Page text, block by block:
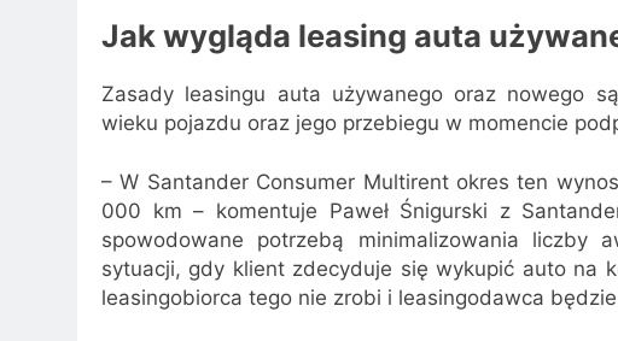
Jak wygląda leasing auta
Zasady leasingu auta używanego oraz nowego
wieku pojazdu oraz jego przebiegu w momencie
– W Santander Consumer Multirent okres ten
000 km – komentuje Paweł Śnigurski z
spowodowane potrzebą minimalizowania
sytuacji, gdy klient zdecyduje się wykupić auto na
leasingobiorca tego nie zrobi i leasingodawca